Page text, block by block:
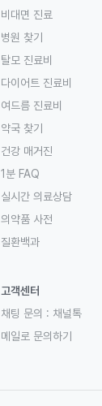
비대면 진료
병원 찾기
탈모 진료비
다이어트 진료비
여드름 진료비
약국 찾기
건강 매거진
1분 FAQ
실시간 의료상담
의약품 사전
질환백과
고객센터
채팅 문의 : 채널톡
메일로 문의하기